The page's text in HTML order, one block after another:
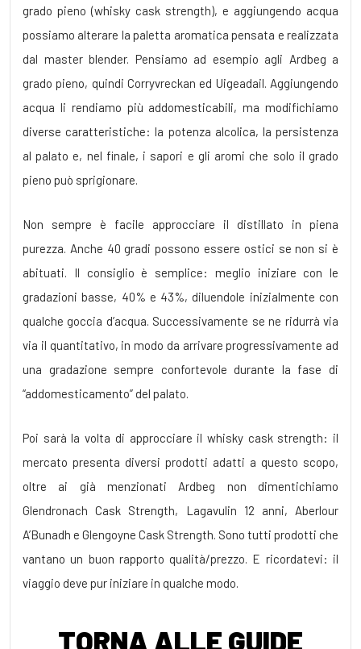
grado pieno (whisky cask strength), e aggiungendo acqua
possiamo alterare la paletta aromatica pensata e realizzata
dal master blender. Pensiamo ad esempio agli Ardbeg a
grado pieno, quindi Corryvreckan ed Uigeadail. Aggiungendo
acqua li rendiamo più addomesticabili, ma modifichiamo
diverse caratteristiche: la potenza alcolica, la persistenza
al palato e, nel finale, i sapori e gli aromi che solo il grado
pieno può sprigionare.
Non sempre è facile approcciare il distillato in piena
purezza. Anche 40 gradi possono essere ostici se non si è
abituati. Il consiglio è semplice: meglio iniziare con le
gradazioni basse, 40% e 43%, diluendole inizialmente con
qualche goccia d’acqua. Successivamente se ne ridurrà via
via il quantitativo, in modo da arrivare progressivamente ad
una gradazione sempre confortevole durante la fase di
“addomesticamento” del palato.
Poi sarà la volta di approcciare il whisky cask strength: il
mercato presenta diversi prodotti adatti a questo scopo,
oltre ai già menzionati Ardbeg non dimentichiamo
Glendronach Cask Strength, Lagavulin 12 anni, Aberlour
A’Bunadh e Glengoyne Cask Strength. Sono tutti prodotti che
vantano un buon rapporto qualità/prezzo. E ricordatevi: il
viaggio deve pur iniziare in qualche modo.
TORNA ALLE GUIDE